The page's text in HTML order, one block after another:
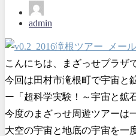
admin
こんにちは、まざっせプラザ
今回は田村市滝根町で宇宙と
ー「超科学実験！～宇宙と鉱
今度のまざっせ周遊ツアーは
大空の宇宙と地底の宇宙を一